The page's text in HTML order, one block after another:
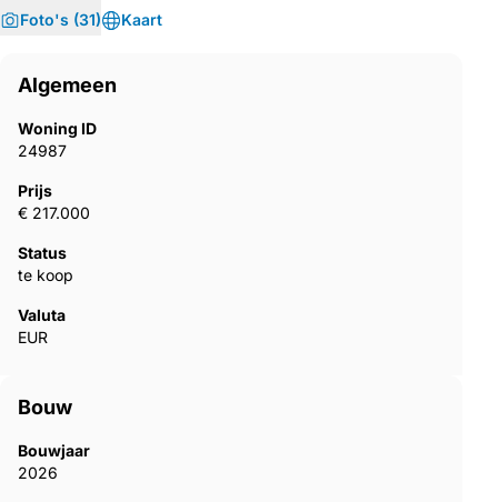
Foto's (31) Kaart
Algemeen
Woning ID
24987
Prijs
€ 217.000
Status
te koop
Valuta
EUR
Bouw
Bouwjaar
2026